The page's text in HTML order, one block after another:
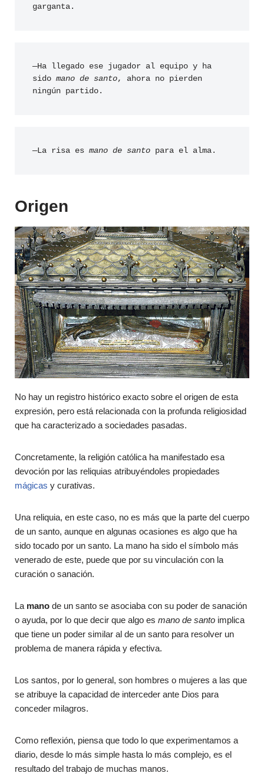
garganta.
—Ha llegado ese jugador al equipo y ha
sido mano de santo, ahora no pierden
ningún partido.
—La risa es mano de santo para el alma.
Origen
No hay un registro histórico exacto sobre el origen de esta
expresión, pero está relacionada con la profunda religiosidad
que ha caracterizado a sociedades pasadas.
Concretamente, la religión católica ha manifestado esa
devoción por las reliquias atribuyéndoles propiedades
mágicas y curativas.
Una reliquia, en este caso, no es más que la parte del cuerpo
de un santo, aunque en algunas ocasiones es algo que ha
sido tocado por un santo. La mano ha sido el símbolo más
venerado de este, puede que por su vinculación con la
curación o sanación.
La mano de un santo se asociaba con su poder de sanación
o ayuda, por lo que decir que algo es mano de santo implica
que tiene un poder similar al de un santo para resolver un
problema de manera rápida y efectiva.
Los santos, por lo general, son hombres o mujeres a las que
se atribuye la capacidad de interceder ante Dios para
conceder milagros.
Como reflexión, piensa que todo lo que experimentamos a
diario, desde lo más simple hasta lo más complejo, es el
resultado del trabajo de muchas manos.